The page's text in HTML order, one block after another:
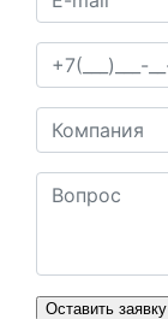
Оставить заявку